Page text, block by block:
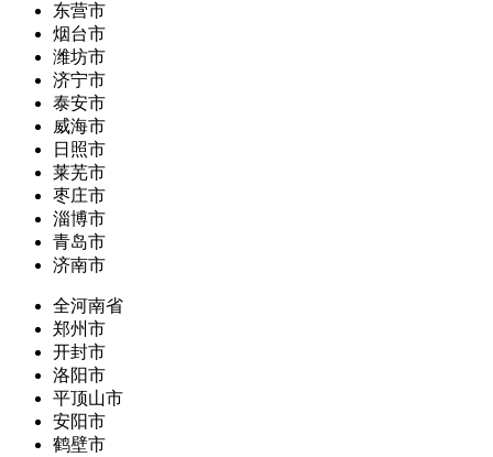
东营市
烟台市
潍坊市
济宁市
泰安市
威海市
日照市
莱芜市
枣庄市
淄博市
青岛市
济南市
全河南省
郑州市
开封市
洛阳市
平顶山市
安阳市
鹤壁市